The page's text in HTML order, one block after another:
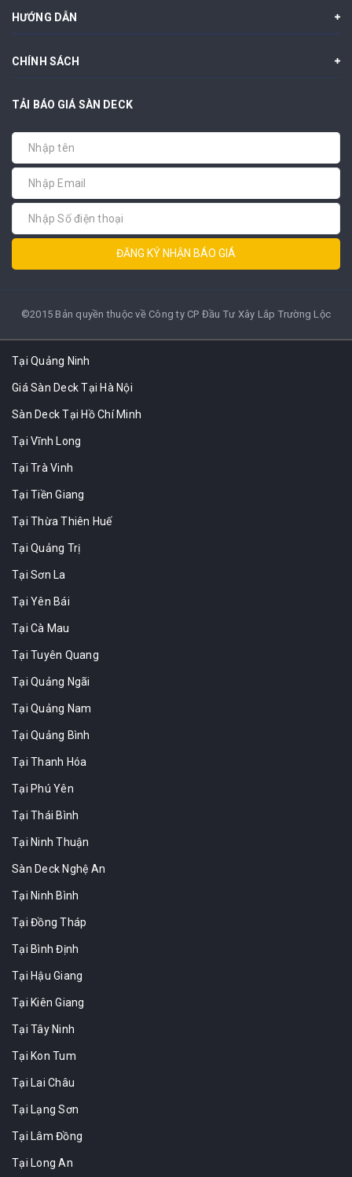
HƯỚNG DẪN
CHÍNH SÁCH
TẢI BÁO GIÁ SÀN DECK
ĐĂNG KÝ NHẬN BÁO GIÁ
©2015 Bản quyền thuộc về Công ty CP Đầu Tư Xây Lắp Trường Lộc
Tại Quảng Ninh
Giá Sàn Deck Tại Hà Nội
Sàn Deck Tại Hồ Chí Minh
Tại Vĩnh Long
Tại Trà Vinh
Tại Tiền Giang
Tại Thừa Thiên Huế
Tại Quảng Trị
Tại Sơn La
Tại Yên Bái
Tại Cà Mau
Tại Tuyên Quang
Tại Quảng Ngãi
Tại Quảng Nam
Tại Quảng Bình
Tại Thanh Hóa
Tại Phú Yên
Tại Thái Bình
Tại Ninh Thuận
Sàn Deck Nghệ An
Tại Ninh Bình
Tại Đồng Tháp
Tại Bình Định
Tại Hậu Giang
Tại Kiên Giang
Tại Tây Ninh
Tại Kon Tum
Tại Lai Châu
Tại Lạng Sơn
Tại Lâm Đồng
Tại Long An